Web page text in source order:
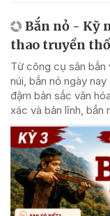
Bắn nỏ - Kỹ
thao truyền
Từ công cụ săn bắn
núi, bắn nỏ ngày
đậm bản sắc văn
xác và bản lĩnh, bắn